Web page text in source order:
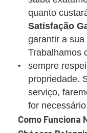
quanto
Satisfação
garantir a
Trabalhamos
sempre
propriedade.
serviço,
for
Como Funciona